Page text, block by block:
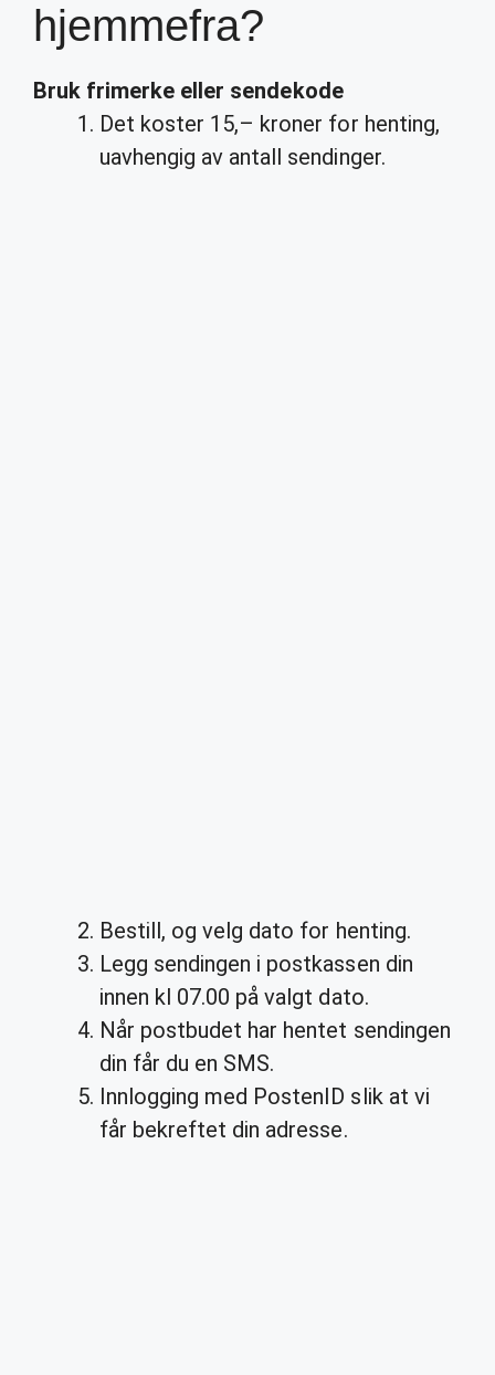
hjemmefra?
Bruk frimerke eller sendekode
Det koster 15,– kroner for henting,
uavhengig av antall sendinger.
Bestill, og velg dato for henting.
Legg sendingen i postkassen din
innen kl 07.00 på valgt dato.
Når postbudet har hentet sendingen
din får du en SMS.
Innlogging med PostenID slik at vi
får bekreftet din adresse.